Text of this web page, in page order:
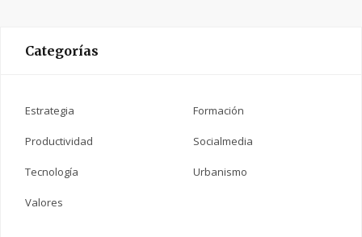
Categorías
Estrategia Formación
Productividad Socialmedia
Tecnología Urbanismo
Valores